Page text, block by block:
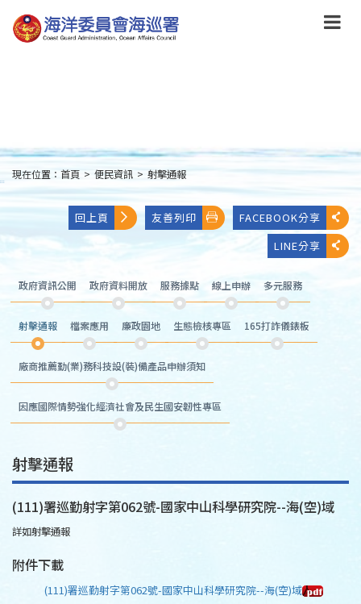
到
主
:::
現在位置： 首頁 > 便民資訊 > 射擊通報
回上頁 友善列印
FACEBOOK分享
LINE分享
政府資訊公開 政府資料開放 服務據點 線上申辦 多元服務
射擊通報 檔案應用 廉政園地 生態檢核專區 165打詐儀錶板
廠商推薦勤(業)務科技設(裝)備產品申辦須知
因應國際情勢強化經濟社會及民生國安韌性專區
射擊通報
(111)署巡勤射字第062號-國家中山科學研究院--海(空)域
詳如射擊通報
附件下載
(111)署巡勤射字第062號-國家中山科學研究院--海(空)域